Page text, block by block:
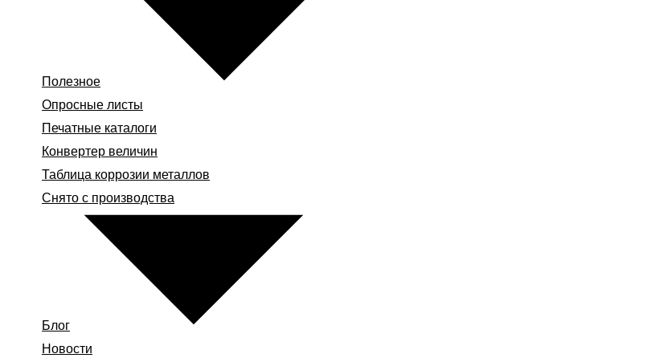
Полезное
Опросные листы
Печатные каталоги
Конвертер величин
Таблица коррозии металлов
Снято с производства
Блог
Новости